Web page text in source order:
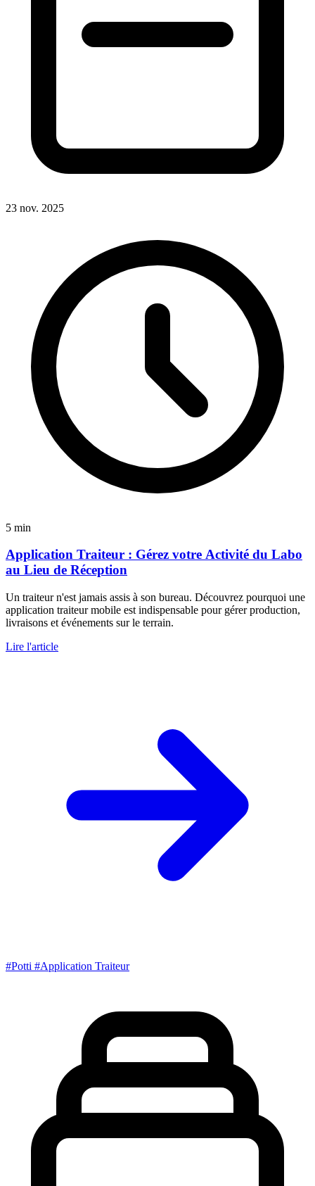
23 nov. 2025
5 min
Application Traiteur : Gérez votre Activité du Labo
au Lieu de Réception
Un traiteur n'est jamais assis à son bureau. Découvrez pourquoi une
application traiteur mobile est indispensable pour gérer production,
livraisons et événements sur le terrain.
Lire l'article
#Potti #Application Traiteur